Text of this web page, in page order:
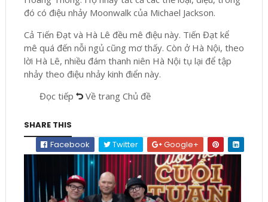
đó có điệu nhảy Moonwalk của Michael Jackson.
Cả Tiến Đạt và Hà Lê đều mê điệu này. Tiến Đạt kể
mê quá đến nỗi ngủ cũng mơ thấy. Còn ở Hà Nội, theo
lời Hà Lê, nhiều đám thanh niên Hà Nội tụ lại để tập
nhảy theo điệu nhảy kinh điển này.
Đọc tiếp
Về trang Chủ đề
SHARE THIS
Facebook
Twitter Google+